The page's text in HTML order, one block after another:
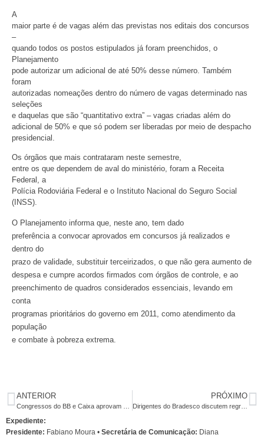
A
maior parte é de vagas além das previstas nos editais dos concursos
–
quando todos os postos estipulados já foram preenchidos, o
Planejamento
pode autorizar um adicional de até 50% desse número. Também
foram
autorizadas nomeações dentro do número de vagas determinado nas
seleções
e daquelas que são “quantitativo extra” – vagas criadas além do
adicional de 50% e que só podem ser liberadas por meio de despacho
presidencial.
Os órgãos que mais contrataram neste semestre,
entre os que dependem de aval do ministério, foram a Receita
Federal, a
Polícia Rodoviária Federal e o Instituto Nacional do Seguro Social
(INSS).
O Planejamento informa que, neste ano, tem dado
preferência a convocar aprovados em concursos já realizados e
dentro do
prazo de validade, substituir terceirizados, o que não gera aumento de
despesa e cumpre acordos firmados com órgãos de controle, e ao
preenchimento de quadros considerados essenciais, levando em
conta
programas prioritários do governo em 2011, como atendimento da
população
e combate à pobreza extrema.
ANTERIOR PRÓXIMO
Dirigentes do Bradesco discutem regras para planos de saúde nesta terça
Expediente:
Presidente: Fabiano Moura • Secretária de Comunicação: Diana